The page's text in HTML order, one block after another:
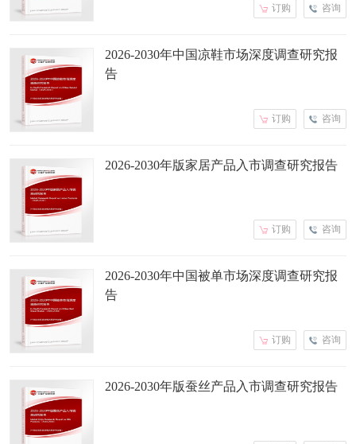
咨询
订购
2026-2030年中国凉鞋市场深度调查研究报
告
咨询
订购
2026-2030年版家居产品入市调查研究报告
咨询
订购
2026-2030年中国被单市场深度调查研究报
告
咨询
订购
2026-2030年版蚕丝产品入市调查研究报告